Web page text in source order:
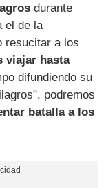
durante
el de la
resucitar a los
viajar hasta
difundiendo su
podremos
batalla a los